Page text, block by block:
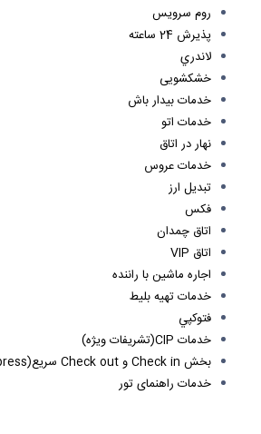
روم سرويس
پذيرش 24 ساعته
لاندري
خشکشویی
خدمات بيدار باش
خدمات اتو
نهار در اتاق
خدمات عروس
تبديل ارز
فكس
اتاق چمدان
اتاق VIP
اجاره ماشين با راننده
خدمات تهيه بليط
فتوكپي
خدمات CIP(تشريفات ويژه)
بخش Check in و Check out سريع(Express)
خدمات راهنمای تور